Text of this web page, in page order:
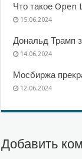
Что такое Open
15.06.2024
Дональд Трамп
14.06.2024
Мосбиржа
12.06.2024
Добавить